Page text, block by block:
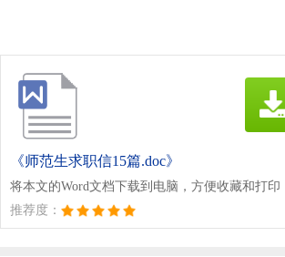
《师范生求职信15篇.doc》
将本文的Word文档下载到电脑，方便收藏和打印
推荐度：